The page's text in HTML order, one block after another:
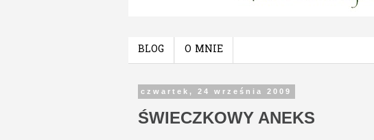
BLOG O MNIE
czwartek, 24 września 2009
ŚWIECZKOWY ANEKS